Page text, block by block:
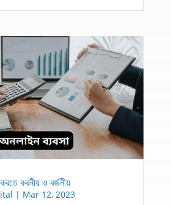
করনীয় ও বর্জনীয়
| Mar 12, 2023